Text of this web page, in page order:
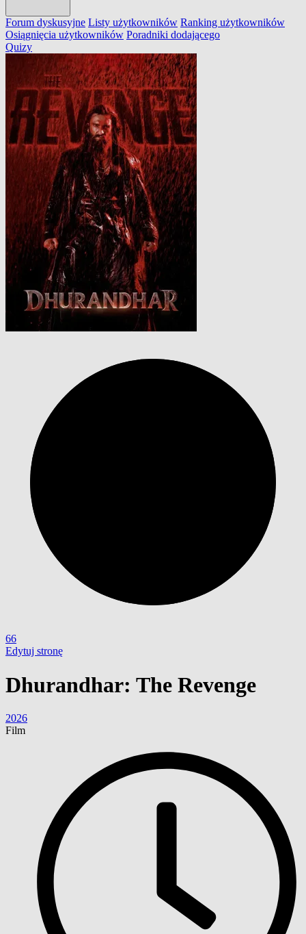
Forum dyskusyjne Listy użytkowników Ranking użytkowników
Osiągnięcia użytkowników Poradniki dodającego
Quizy
66
Edytuj stronę
Dhurandhar: The Revenge
2026
Film